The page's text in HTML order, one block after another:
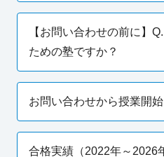
【お問い合わせの前に】
ための塾ですか？
お問い合わせから授業開
合格実績（2022年～2026